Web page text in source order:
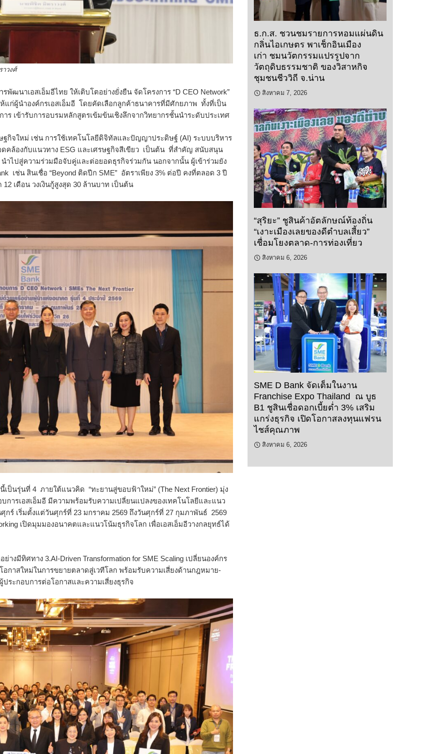
พัฒนาเอสเอ็มอีไทย ให้เติบโตอย่างยั่งยืน จัดโครงการ “D CEO Network”
แก่ผู้นำองค์กรเอสเอ็มอี โดยคัดเลือกลูกค้าธนาคารที่มีศักยภาพ ทั้งที่เป็น
าร เข้ารับการอบรมหลักสูตรเข้มข้นเชิงลึกจากวิทยากรชั้นนำระดับประเทศ
ฐกิจใหม่ เช่น การใช้เทคโนโลยีดิจิทัลและปัญญาประดิษฐ์ (AI) ระบบบริหาร
ดคล้องกับแนวทาง ESG และเศรษฐกิจสีเขียว เป็นต้น ที่สำคัญ สนับสนุน
นำไปสู่ความร่วมมือจับคู่และต่อยอดธุรกิจร่วมกัน นอกจากนั้น ผู้เข้าร่วมยัง
เช่น สินเชื่อ “Beyond ติดปีก SME” อัตราเพียง 3% ต่อปี คงที่ตลอด 3 ปี
เดือน วงเงินกู้สูงสุด 30 ล้านบาท เป็นต้น
เป็นรุ่นที่ 4 ภายใต้แนวคิด “ทะยานสู่ขอบฟ้าใหม่” (The Next Frontier) มุ่ง
การเอสเอ็มอี มีความพร้อมรับความเปลี่ยนแปลงของเทคโนโลยีและแนว
ร์ เริ่มตั้งแต่วันศุกร์ที่ 23 มกราคม 2569 ถึงวันศุกร์ที่ 27 กุมภาพันธ์ 2569
เปิดมุมมองอนาคตและแนวโน้มธุรกิจโลก เพื่อเอสเอ็มอีวางกลยุทธ์ได้
ย่างมีทิศทาง 3.AI-Driven Transformation for SME Scaling เปลี่ยนองค์กร
อกาสใหม่ในการขยายตลาดสู่เวทีโลก พร้อมรับความเสี่ยงด้านกฎหมาย-
ประกอบการต่อโอกาสและความเสี่ยงธุรกิจ
ธ.ก.ส. ชวนชมรายการหอมแผ่นดิน
กลิ่นไอเกษตร พาเช็กอินเมือง
เก่า ชมนวัตกรรมแปรรูปจาก
วัตถุดิบธรรมชาติ ของวิสาหกิจ
ชุมชนชีววิถี จ.น่าน
สิงหาคม 7, 2026
“สุริยะ” ชูสินค้าอัตลักษณ์ท้องถิ่น
“เงาะเมืองเลยของดีตำบลเสี้ยว”
เชื่อมโยงตลาด-การท่องเที่ยว
สิงหาคม 6, 2026
SME D Bank จัดเต็มในงาน
Franchise Expo Thailand ณ บูธ
B1 ชูสินเชื่อดอกเบี้ยต่ำ 3% เสริม
แกร่งธุรกิจ เปิดโอกาสลงทุนแฟรน
ไชส์คุณภาพ
สิงหาคม 6, 2026